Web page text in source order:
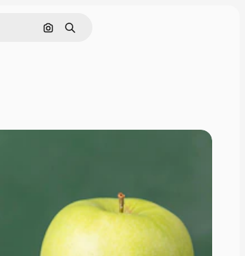
Pesquisar por imagem
Buscar